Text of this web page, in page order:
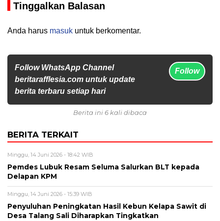
Tinggalkan Balasan
Anda harus masuk untuk berkomentar.
Follow WhatsApp Channel
beritarafflesia.com untuk update
berita terbaru setiap hari
Follow
Berita ini 6 kali dibaca
BERITA TERKAIT
Minggu, 14 Juni 2026 - 18:42 WIB
Pemdes Lubuk Resam Seluma Salurkan BLT kepada
Delapan KPM
Minggu, 14 Juni 2026 - 15:39 WIB
Penyuluhan Peningkatan Hasil Kebun Kelapa Sawit di
Desa Talang Sali Diharapkan Tingkatkan